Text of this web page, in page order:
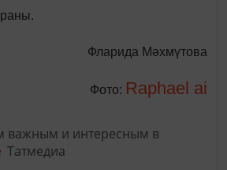
Фларида Мәхмүтова
Фото: Raphael ai
важным и интересным в
Татмедиа